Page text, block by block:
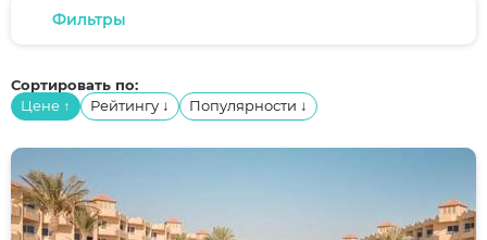
Фильтры
Сортировать по:
Цене ↑ Рейтингу ↓ Популярности ↓